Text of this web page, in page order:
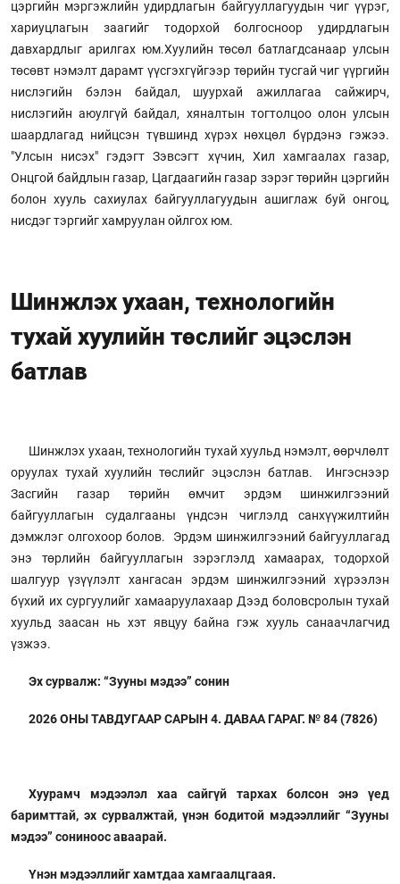
цэргийн мэргэжлийн удирдлагын байгууллагуудын чиг үүрэг,
хариуцлагын заагийг тодорхой болгосноор удирдлагын
давхардлыг арилгах юм.Хуулийн төсөл батлагдсанаар улсын
төсөвт нэмэлт дарамт үүсгэхгүйгээр төрийн тусгай чиг үүргийн
нислэгийн бэлэн байдал, шуурхай ажиллагаа сайжирч,
нислэгийн аюулгүй байдал, хяналтын тогтолцоо олон улсын
шаардлагад нийцсэн түвшинд хүрэх нөхцөл бүрдэнэ гэжээ.
"Улсын нисэх" гэдэгт Зэвсэгт хүчин, Хил хамгаалах газар,
Онцгой байдлын газар, Цагдаагийн газар зэрэг төрийн цэргийн
болон хууль сахиулах байгууллагуудын ашиглаж буй онгоц,
нисдэг тэргийг хамруулан ойлгох юм.
Шинжлэх ухаан, технологийн
тухай хуулийн төслийг эцэслэн
батлав
Шинжлэх ухаан, технологийн тухай хуульд нэмэлт, өөрчлөлт
оруулах тухай хуулийн төслийг эцэслэн батлав. Ингэснээр
Засгийн газар төрийн өмчит эрдэм шинжилгээний
байгууллагын судалгааны үндсэн чиглэлд санхүүжилтийн
дэмжлэг олгохоор болов. Эрдэм шинжилгээний байгууллагад
энэ төрлийн байгууллагын зэрэглэлд хамаарах, тодорхой
шалгуур үзүүлэлт хангасан эрдэм шинжилгээний хүрээлэн
бүхий их сургуулийг хамааруулахаар Дээд боловсролын тухай
хуульд заасан нь хэт явцуу байна гэж хууль санаачлагчид
үзжээ.
Эх сурвалж: “Зууны мэдээ” сонин
2026 ОНЫ ТАВДУГААР САРЫН 4. ДАВАА ГАРАГ. № 84 (7826)
Хуурамч мэдээлэл хаа сайгүй тархах болсон энэ үед
баримттай, эх сурвалжтай, үнэн бодитой мэдээллийг “Зууны
мэдээ” сониноос аваарай.
Үнэн мэдээллийг хамтдаа хамгаалцгаая.